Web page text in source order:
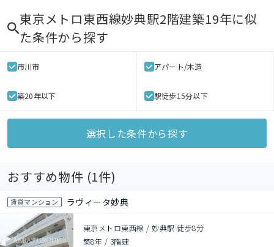
東京メトロ東西線妙典駅2階建築19年に似
た条件から探す
市川市 アパート/木造
築20年以下 駅徒歩15分以下
選択した条件から探す
おすすめ物件 (1件)
賃貸マンション ラヴィータ妙典
東京メトロ東西線 / 妙典駅 徒歩8分
築8年 / 3階建